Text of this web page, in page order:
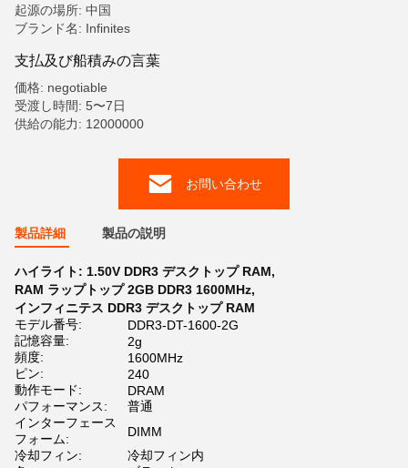
起源の場所: 中国
ブランド名: Infinites
支払及び船積みの言葉
価格: negotiable
受渡し時間: 5〜7日
供給の能力: 12000000
お問い合わせ
製品詳細 製品の説明
ハイライト: 1.50V DDR3 デスクトップ RAM,
RAM ラップトップ 2GB DDR3 1600MHz,
インフィニテス DDR3 デスクトップ RAM
モデル番号:
DDR3-DT-1600-2G
記憶容量:
2g
頻度:
1600MHz
ピン:
240
動作モード:
DRAM
パフォーマンス:
普通
インターフェース
フォーム:
DIMM
冷却フィン:
冷却フィン内